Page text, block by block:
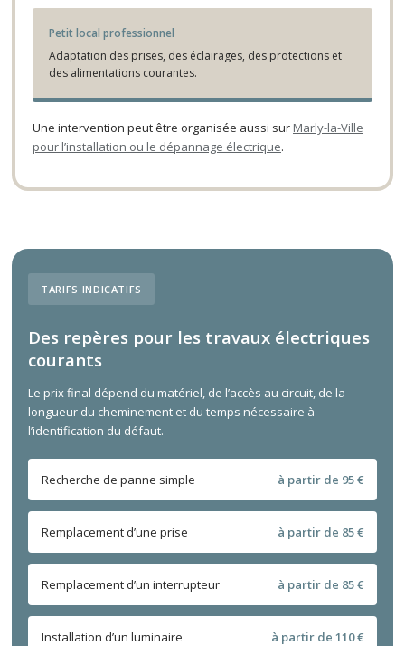
Petit local professionnel
Adaptation des prises, des éclairages, des protections et
des alimentations courantes.
Une intervention peut être organisée aussi sur Marly-la-Ville
pour l’installation ou le dépannage électrique.
TARIFS INDICATIFS
Des repères pour les travaux électriques
courants
Le prix final dépend du matériel, de l’accès au circuit, de la
longueur du cheminement et du temps nécessaire à
l’identification du défaut.
Recherche de panne simple à partir de 95 €
Remplacement d’une prise à partir de 85 €
Remplacement d’un interrupteur à partir de 85 €
Installation d’un luminaire à partir de 110 €